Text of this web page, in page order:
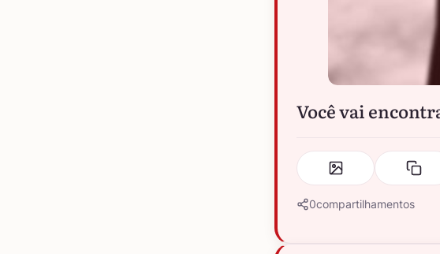
Você vai
0compartilhamentos